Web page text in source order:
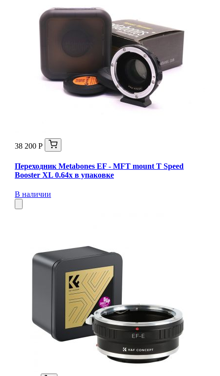
38 200 Р
Переходник Metabones EF - MFT mount T Speed
Booster XL 0.64x в упаковке
В наличии